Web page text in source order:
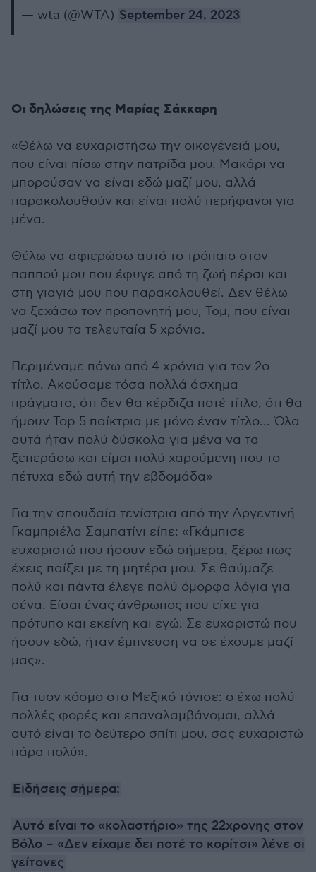
— wta (@WTA) September 24, 2023
Οι δηλώσεις της Μαρίας Σάκκαρη
«Θέλω να ευχαριστήσω την οικογένειά μου,
που είναι πίσω στην πατρίδα μου. Μακάρι να
μπορούσαν να είναι εδώ μαζί μου, αλλά
παρακολουθούν και είναι πολύ περήφανοι για
μένα.
Θέλω να αφιερώσω αυτό το τρόπαιο στον
παππού μου που έφυγε από τη ζωή πέρσι και
στη γιαγιά μου που παρακολουθεί. Δεν θέλω
να ξεχάσω τον προπονητή μου, Τομ, που είναι
μαζί μου τα τελευταία 5 χρόνια.
Περιμέναμε πάνω από 4 χρόνια για τον 2ο
τίτλο. Ακούσαμε τόσα πολλά άσχημα
πράγματα, ότι δεν θα κέρδιζα ποτέ τίτλο, ότι θα
ήμουν Top 5 παίκτρια με μόνο έναν τίτλο... Όλα
αυτά ήταν πολύ δύσκολα για μένα να τα
ξεπεράσω και είμαι πολύ χαρούμενη που το
πέτυχα εδώ αυτή την εβδομάδα»
Για την σπουδαία τενίστρια από την Αργεντινή
Γκαμπριέλα Σαμπατίνι είπε: «Γκάμπισε
ευχαριστώ που ήσουν εδώ σήμερα, ξέρω πως
έχεις παίξει με τη μητέρα μου. Σε θαύμαζε
πολύ και πάντα έλεγε πολύ όμορφα λόγια για
σένα. Είσαι ένας άνθρωπος που είχε για
πρότυπο και εκείνη και εγώ. Σε ευχαριστώ που
ήσουν εδώ, ήταν έμπνευση να σε έχουμε μαζί
μας».
Για τυον κόσμο στο Μεξικό τόνισε: ο έχω πολύ
πολλές φορές και επαναλαμβάνομαι, αλλά
αυτό είναι το δεύτερο σπίτι μου, σας ευχαριστώ
πάρα πολύ».
Ειδήσεις σήμερα:
Αυτό είναι το «κολαστήριο» της 22χρονης στον
Βόλο – «Δεν είχαμε δει ποτέ το κορίτσι» λένε οι
γείτονες